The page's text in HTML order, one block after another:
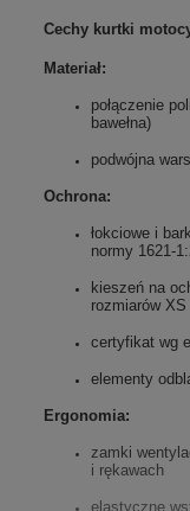
Cechy kurtki
Materiał:
połączenie
bawełna)
podwójna
Ochrona:
łokciowe i
normy
kieszeń na
rozmiarów
certyfikat wg
elementy
Ergonomia:
zamki
i rękawach
elastyczne